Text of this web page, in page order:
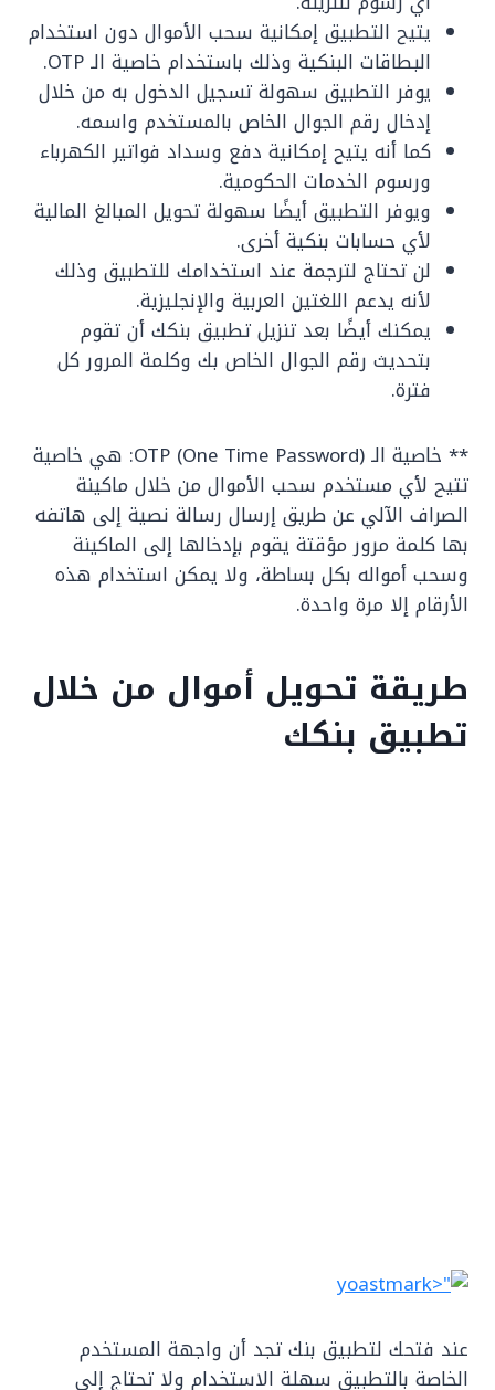
يتيح التطبيق إمكانية سحب الأموال دون استخدام
البطاقات البنكية وذلك باستخدام خاصية الـ OTP.
يوفر التطبيق سهولة تسجيل الدخول به من خلال
إدخال رقم الجوال الخاص بالمستخدم واسمه.
كما أنه يتيح إمكانية دفع وسداد فواتير الكهرباء
ورسوم الخدمات الحكومية.
ويوفر التطبيق أيضًا سهولة تحويل المبالغ المالية
لأي حسابات بنكية أخرى.
لن تحتاج لترجمة عند استخدامك للتطبيق وذلك
لأنه يدعم اللغتين العربية والإنجليزية.
يمكنك أيضًا بعد تنزيل تطبيق بنكك أن تقوم
بتحديث رقم الجوال الخاص بك وكلمة المرور كل
فترة.
** خاصية الـ OTP (One Time Password): هي خاصية
تتيح لأي مستخدم سحب الأموال من خلال ماكينة
الصراف الآلي عن طريق إرسال رسالة نصية إلى هاتفه
بها كلمة مرور مؤقتة يقوم بإدخالها إلى الماكينة
وسحب أمواله بكل بساطة، ولا يمكن استخدام هذه
الأرقام إلا مرة واحدة.
طريقة تحويل أموال من خلال
تطبيق بنكك
عند فتحك لتطبيق بنك تجد أن واجهة المستخدم
الخاصة بالتطبيق سهلة الاستخدام ولا تحتاج إلى